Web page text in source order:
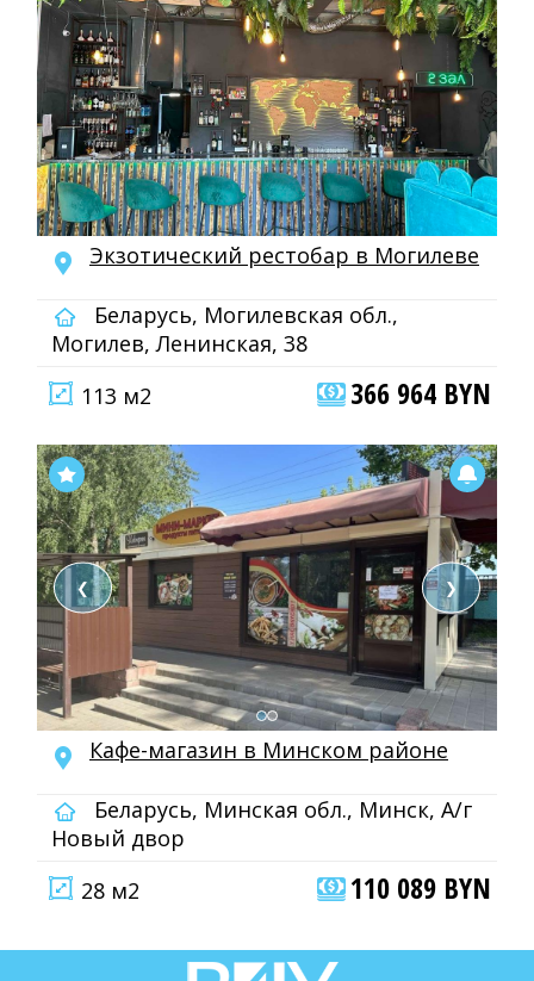
Экзотический рестобар в Могилеве
Беларусь, Могилевская обл.,
Могилев, Ленинская, 38
113 м2
366 964 BYN
❮ ❯
Кафе-магазин в Минском районе
Беларусь, Минская обл., Минск, А/г
Новый двор
28 м2
110 089 BYN